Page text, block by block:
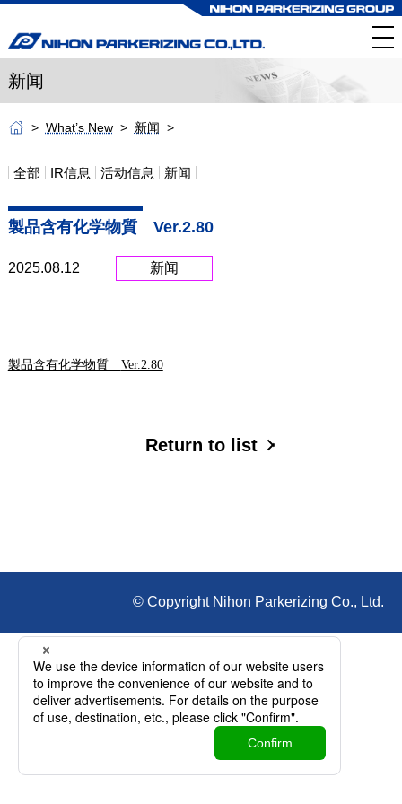
新闻
What’s New 新闻
全部 IR信息 活动信息 新闻
製品含有化学物質 Ver.2.80
2025.08.12 新闻
製品含有化学物質 Ver.2.80
Return to list
© Copyright Nihon Parkerizing Co., Ltd.